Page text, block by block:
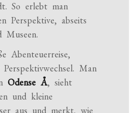
So erlebt man
Perspektive, abseits
Museen.
Abenteuerreise,
Man
Odense Å, sieht
und kleine
aus und merkt, wie